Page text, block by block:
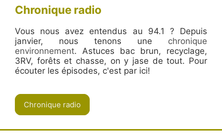
Chronique radio
Vous nous avez entendus au 94.1 ? Depuis
janvier, nous tenons une chronique
environnement. Astuces bac brun, recyclage,
3RV, forêts et chasse, on y jase de tout. Pour
écouter les épisodes, c'est par ici!
Chronique radio